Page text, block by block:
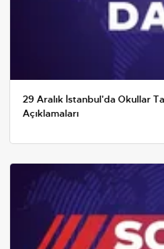
29 Aralık İstanbul'da Okullar
Açıklamaları